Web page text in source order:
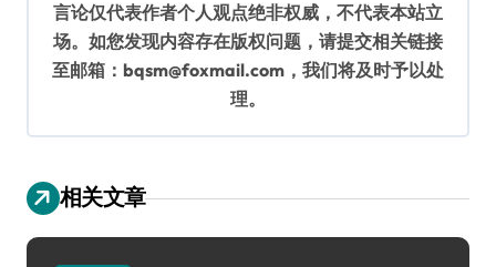
言论仅代表作者个人观点绝非权威，不代表本站立
场。如您发现内容存在版权问题，请提交相关链接
至邮箱：bqsm@foxmail.com，我们将及时予以处
理。
相关文章